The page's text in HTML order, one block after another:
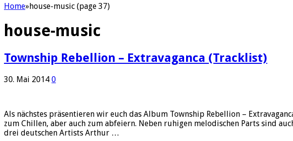
Home»house-music (page 37)
house-music
Township Rebellion – Extravaganca (Tracklist)
30. Mai 2014 0
Als nächstes präsentieren wir euch das Album Township Rebellion –
zum Chillen, aber auch zum abfeiern. Neben ruhigen melodischen Parts sind
drei deutschen Artists Arthur …